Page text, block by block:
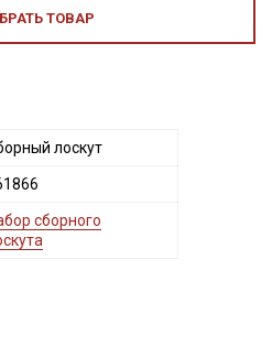
ТОВАР
лоскут
сборного
от Купава
дополнительные
до 30% на узкие
тканей